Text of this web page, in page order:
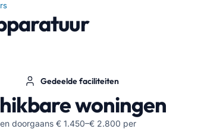
Gedeelde faciliteiten
woningen
doorgaans € 1.450–€ 2.800 per